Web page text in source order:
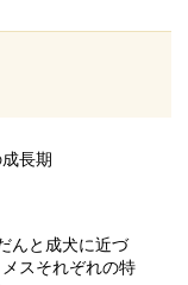
長期
んと成犬に近づ
スそれぞれの特